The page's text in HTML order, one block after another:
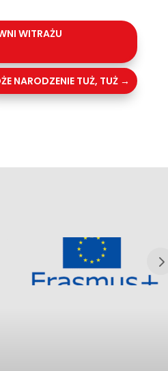
WITRAŻU
NARODZENIE TUŻ, TUŻ →